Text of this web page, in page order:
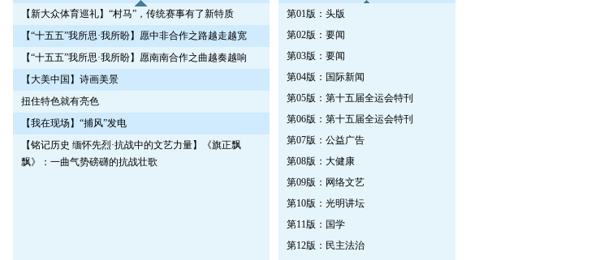
【新大众体育巡礼】“村马”，传统赛事有了新特质
【“十五五”我所思·我所盼】愿中非合作之路越走越宽
【“十五五”我所思·我所盼】愿南南合作之曲越奏越响
【大美中国】诗画美景
扭住特色就有亮色
【我在现场】“捕风”发电
【铭记历史 缅怀先烈·抗战中的文艺力量】《旗正飘
飘》：一曲气势磅礴的抗战壮歌
第01版：头版
第02版：要闻
第03版：要闻
第04版：国际新闻
第05版：第十五届全运会特刊
第06版：第十五届全运会特刊
第07版：公益广告
第08版：大健康
第09版：网络文艺
第10版：光明讲坛
第11版：国学
第12版：民主法治